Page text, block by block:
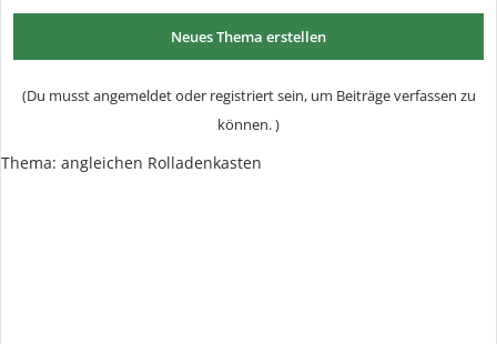
Neues Thema erstellen
(Du musst angemeldet oder registriert sein, um Beiträge verfassen zu
können. )
Thema: angleichen Rolladenkasten